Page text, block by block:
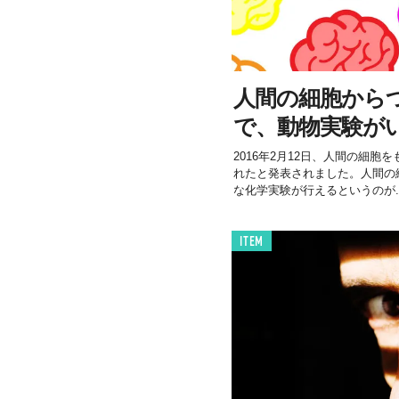
人間の細胞から
で、動物実験が
2016年2月12日、人間の細胞
れたと発表されました。人間
な化学実験が行えるというのが
ITEM